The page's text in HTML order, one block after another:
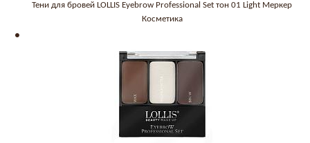
Тени для бровей LOLLIS Eyebrow Professional Set тон 01 Light Меркер
Косметика